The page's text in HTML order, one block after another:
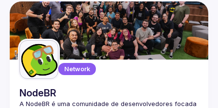
Guilds
Network
NodeBR
A NodeBR é uma comunidade de desenvolvedores focada